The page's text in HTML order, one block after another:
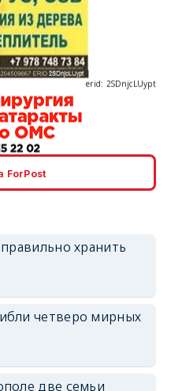
erid: 2SDnjcLUypt
ForPost
хранить
четверо мирных
две семьи